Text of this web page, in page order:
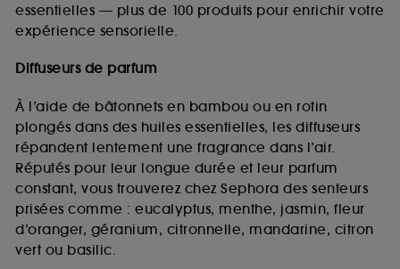
essentielles — plus de 100 produits pour enrichir votre
expérience sensorielle.
Diffuseurs de parfum
À l’aide de bâtonnets en bambou ou en rotin
plongés dans des huiles essentielles, les diffuseurs
répandent lentement une fragrance dans l’air.
Réputés pour leur longue durée et leur parfum
constant, vous trouverez chez Sephora des senteurs
prisées comme : eucalyptus, menthe, jasmin, fleur
d’oranger, géranium, citronnelle, mandarine, citron
vert ou basilic.